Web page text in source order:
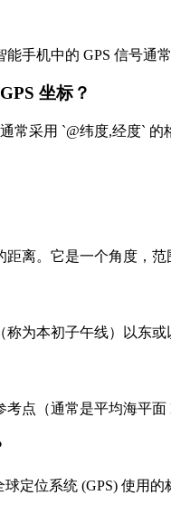
手机中的 GPS 信号通
坐标？
常采用 `@纬度,经度`
离。它是一个角度，范
为本初子午线）以东或
点（通常是平均海平
球定位系统 (GPS) 使用